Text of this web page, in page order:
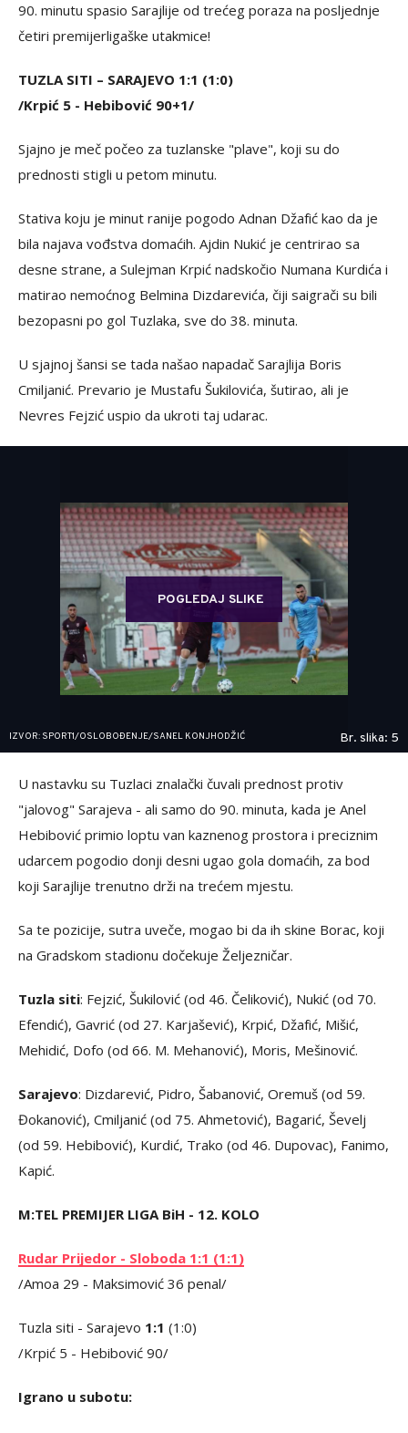
90. minutu spasio Sarajlije od trećeg poraza na posljednje
četiri premijerligaške utakmice!
TUZLA SITI – SARAJEVO 1:1 (1:0)
/Krpić 5 - Hebibović 90+1/
Sjajno je meč počeo za tuzlanske "plave", koji su do
prednosti stigli u petom minutu.
Stativa koju je minut ranije pogodo Adnan Džafić kao da je
bila najava vođstva domaćih. Ajdin Nukić je centrirao sa
desne strane, a Sulejman Krpić nadskočio Numana Kurdića i
matirao nemoćnog Belmina Dizdarevića, čiji saigrači su bili
bezopasni po gol Tuzlaka, sve do 38. minuta.
U sjajnoj šansi se tada našao napadač Sarajlija Boris
Cmiljanić. Prevario je Mustafu Šukilovića, šutirao, ali je
Nevres Fejzić uspio da ukroti taj udarac.
POGLEDAJ SLIKE
IZVOR: SPORT1/OSLOBOĐENJE/SANEL KONJHODŽIĆ Br. slika: 5
U nastavku su Tuzlaci znalački čuvali prednost protiv
"jalovog" Sarajeva - ali samo do 90. minuta, kada je Anel
Hebibović primio loptu van kaznenog prostora i preciznim
udarcem pogodio donji desni ugao gola domaćih, za bod
koji Sarajlije trenutno drži na trećem mjestu.
Sa te pozicije, sutra uveče, mogao bi da ih skine Borac, koji
na Gradskom stadionu dočekuje Željezničar.
Tuzla siti: Fejzić, Šukilović (od 46. Čeliković), Nukić (od 70.
Efendić), Gavrić (od 27. Karjašević), Krpić, Džafić, Mišić,
Mehidić, Dofo (od 66. M. Mehanović), Moris, Mešinović.
Sarajevo: Dizdarević, Pidro, Šabanović, Oremuš (od 59.
Đokanović), Cmiljanić (od 75. Ahmetović), Bagarić, Ševelj
(od 59. Hebibović), Kurdić, Trako (od 46. Dupovac), Fanimo,
Kapić.
M:TEL PREMIJER LIGA BiH - 12. KOLO
Rudar Prijedor - Sloboda 1:1 (1:1)
/Amoa 29 - Maksimović 36 penal/
Tuzla siti - Sarajevo 1:1 (1:0)
/Krpić 5 - Hebibović 90/
Igrano u subotu: